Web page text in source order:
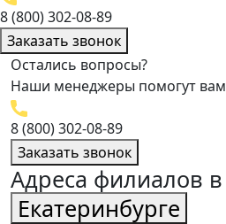
8 (800) 302-08-89
Заказать звонок
Остались вопросы?
Наши менеджеры помогут вам
8 (800) 302-08-89
Заказать звонок
Адреса филиалов в
Екатеринбурге